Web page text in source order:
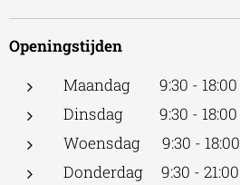
Openingstijden
Maandag 9:30 - 18:00
Dinsdag 9:30 - 18:00
Woensdag 9:30 - 18:00
Donderdag 9:30 - 21:00